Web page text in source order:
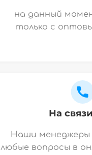
на данный
только с
На
Наши
любые вопросы в